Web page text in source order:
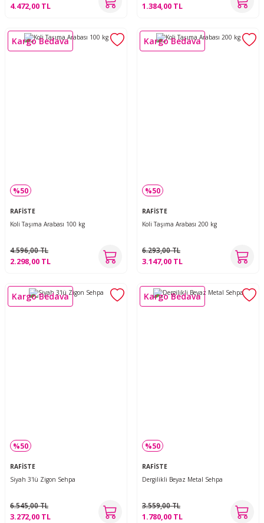
4.472,00 TL 1.384,00 TL
%50
Kargo Bedava
RAFİSTE
Koli Taşıma Arabası 100 kg
4.596,00 TL
2.298,00 TL
%50
Kargo Bedava
RAFİSTE
Koli Taşıma Arabası 200 kg
6.293,00 TL
3.147,00 TL
%50
Kargo Bedava
RAFİSTE
Siyah 3'lü Zigon Sehpa
6.545,00 TL
3.272,00 TL
%50
Kargo Bedava
RAFİSTE
Dergilikli Beyaz Metal Sehpa
3.559,00 TL
1.780,00 TL